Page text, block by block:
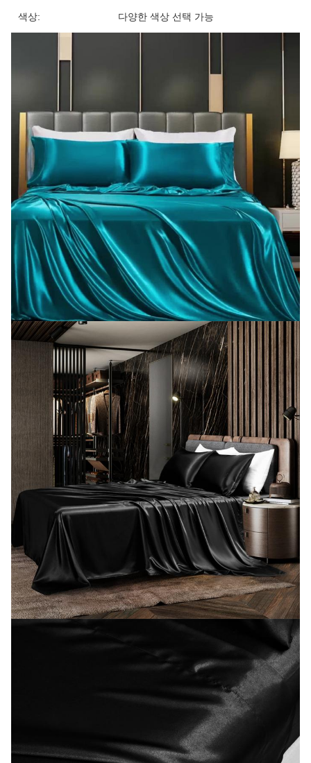
색상: 다양한 색상 선택 가능